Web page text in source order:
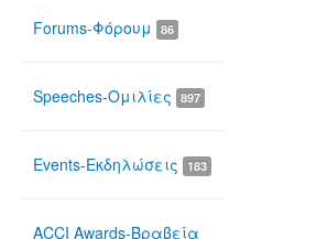
Forums-Φόρουμ 86
Speeches-Ομιλίες 897
Events-Εκδηλώσεις 183
ACCI Awards-Βραβεία